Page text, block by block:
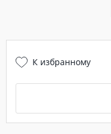
К избранному